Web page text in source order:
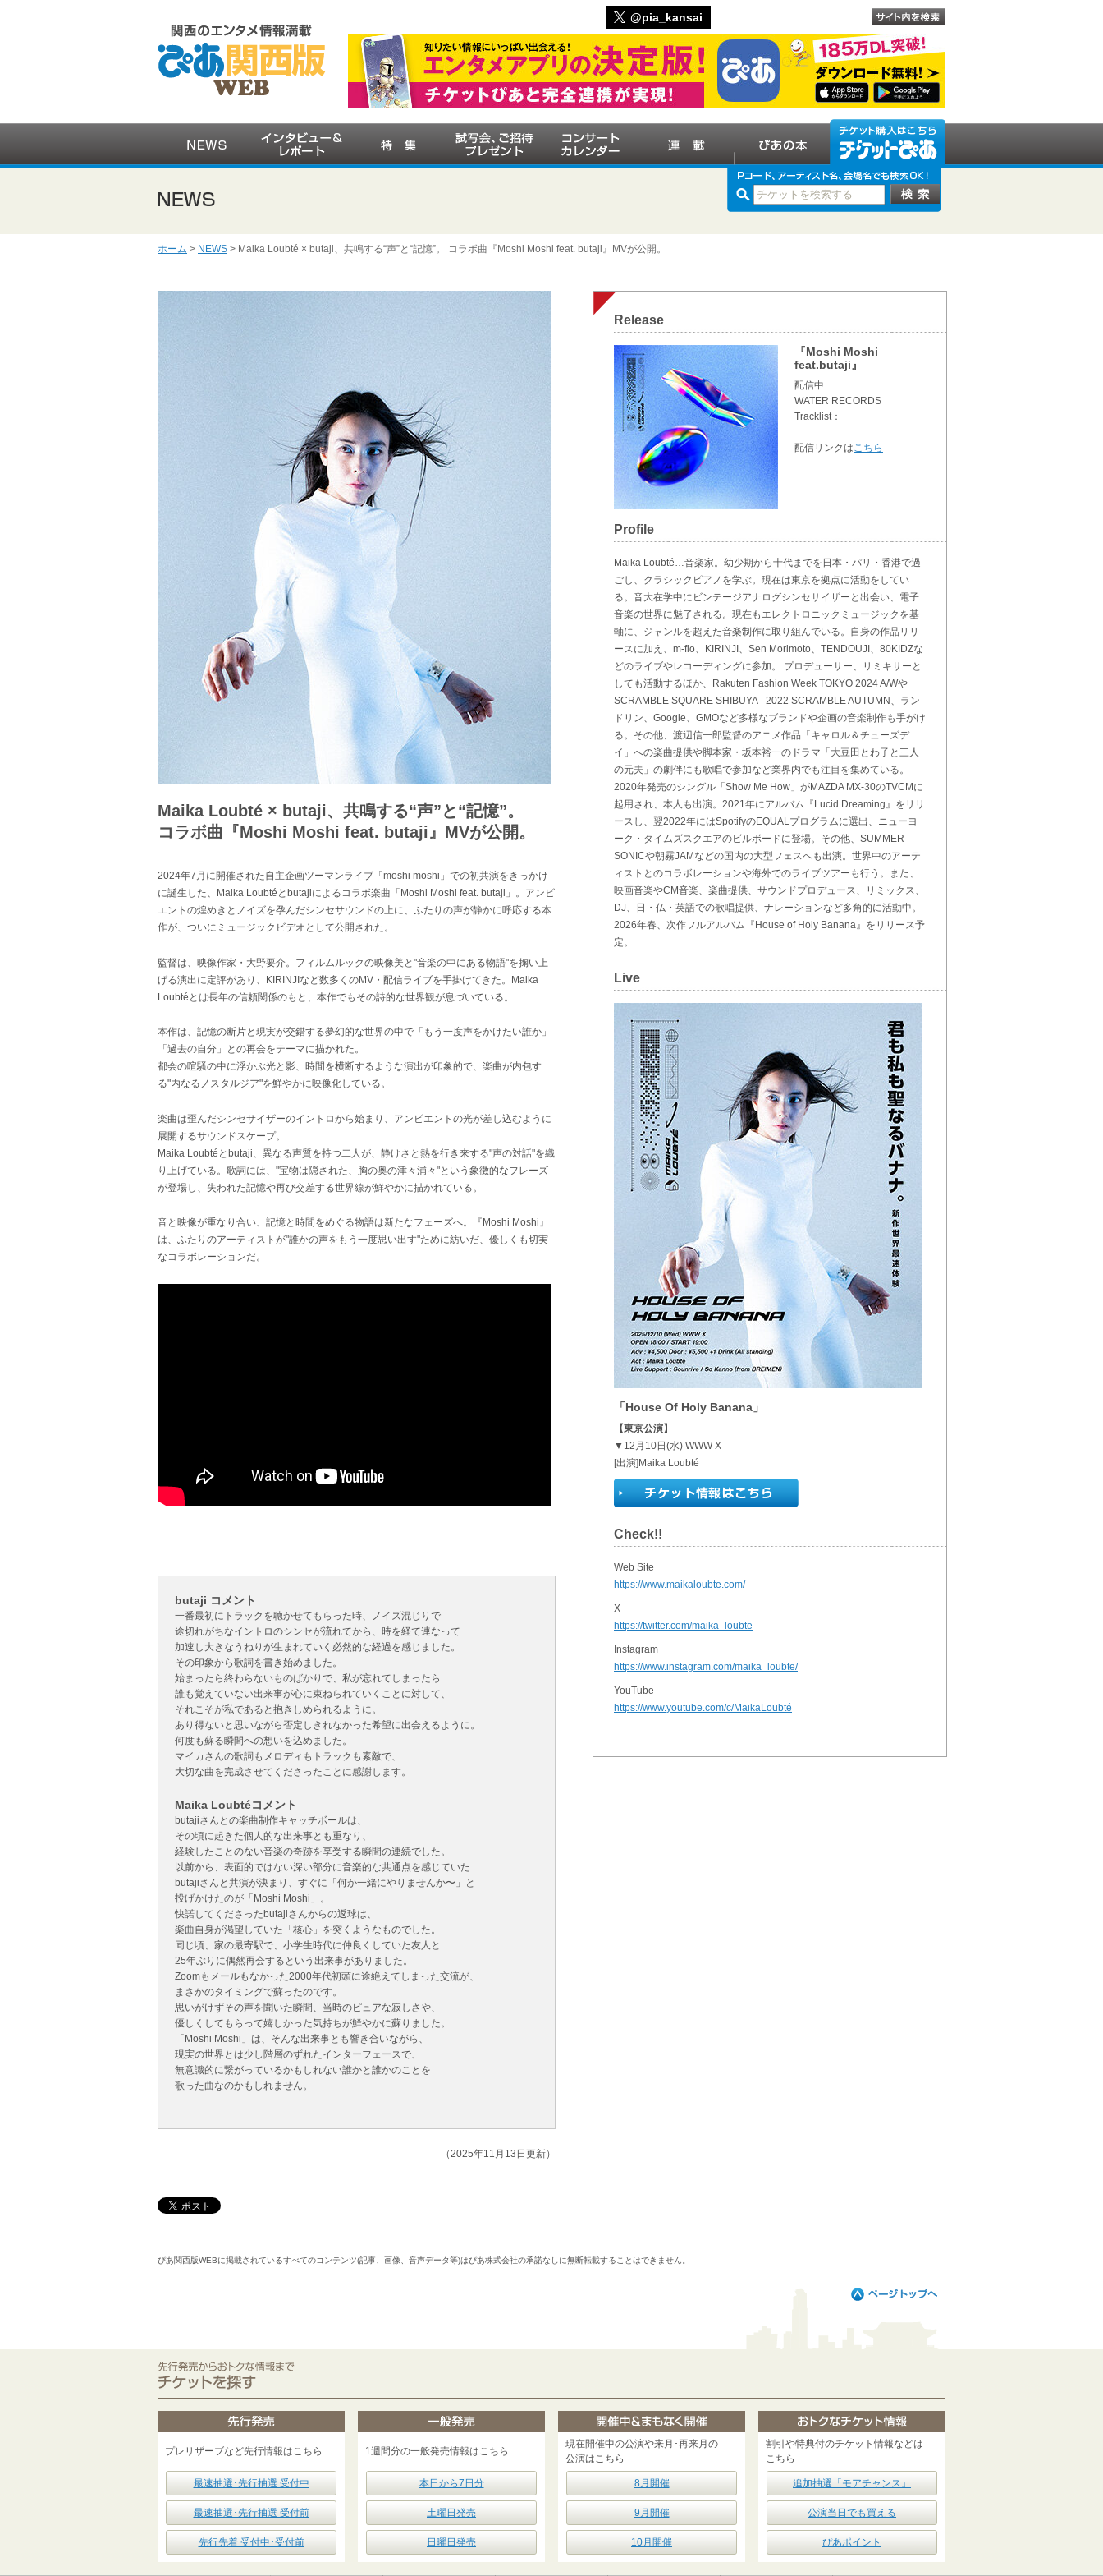
@pia_kansai
ホーム > NEWS > Maika Loubté × butaji、共鳴する“声”と“記憶”。 コラボ曲『Moshi Moshi feat. butaji』MVが公開。
Maika Loubté × butaji、共鳴する“声”と“記憶”。
コラボ曲『Moshi Moshi feat. butaji』MVが公開。
2024年7月に開催された自主企画ツーマンライブ「moshi moshi」での初共演をきっかけ
に誕生した、Maika Loubtéとbutajiによるコラボ楽曲「Moshi Moshi feat. butaji」。アンビ
エントの煌めきとノイズを孕んだシンセサウンドの上に、ふたりの声が静かに呼応する本
作が、ついにミュージックビデオとして公開された。
監督は、映像作家・大野要介。フィルムルックの映像美と"音楽の中にある物語"を掬い上
げる演出に定評があり、KIRINJIなど数多くのMV・配信ライブを手掛けてきた。Maika
Loubtéとは長年の信頼関係のもと、本作でもその詩的な世界観が息づいている。
本作は、記憶の断片と現実が交錯する夢幻的な世界の中で「もう一度声をかけたい誰か」
「過去の自分」との再会をテーマに描かれた。
都会の喧騒の中に浮かぶ光と影、時間を横断するような演出が印象的で、楽曲が内包す
る"内なるノスタルジア"を鮮やかに映像化している。
楽曲は歪んだシンセサイザーのイントロから始まり、アンビエントの光が差し込むように
展開するサウンドスケープ。
Maika Loubtéとbutaji、異なる声質を持つ二人が、静けさと熱を行き来する"声の対話"を織
り上げている。歌詞には、"宝物は隠された、胸の奥の津々浦々"という象徴的なフレーズ
が登場し、失われた記憶や再び交差する世界線が鮮やかに描かれている。
音と映像が重なり合い、記憶と時間をめぐる物語は新たなフェーズへ。『Moshi Moshi』
は、ふたりのアーティストが"誰かの声をもう一度思い出す"ために紡いだ、優しくも切実
なコラボレーションだ。
butaji コメント
一番最初にトラックを聴かせてもらった時、ノイズ混じりで
途切れがちなイントロのシンセが流れてから、時を経て連なって
加速し大きなうねりが生まれていく必然的な経過を感じました。
その印象から歌詞を書き始めました。
始まったら終わらないものばかりで、私が忘れてしまったら
誰も覚えていない出来事が心に束ねられていくことに対して、
それこそが私であると抱きしめられるように。
あり得ないと思いながら否定しきれなかった希望に出会えるように。
何度も蘇る瞬間への想いを込めました。
マイカさんの歌詞もメロディもトラックも素敵で、
大切な曲を完成させてくださったことに感謝します。
Maika Loubtéコメント
butajiさんとの楽曲制作キャッチボールは、
その頃に起きた個人的な出来事とも重なり、
経験したことのない音楽の奇跡を享受する瞬間の連続でした。
以前から、表面的ではない深い部分に音楽的な共通点を感じていた
butajiさんと共演が決まり、すぐに「何か一緒にやりませんか〜」と
投げかけたのが「Moshi Moshi」。
快諾してくださったbutajiさんからの返球は、
楽曲自身が渇望していた「核心」を突くようなものでした。
同じ頃、家の最寄駅で、小学生時代に仲良くしていた友人と
25年ぶりに偶然再会するという出来事がありました。
Zoomもメールもなかった2000年代初頭に途絶えてしまった交流が、
まさかのタイミングで蘇ったのです。
思いがけずその声を聞いた瞬間、当時のピュアな寂しさや、
優しくしてもらって嬉しかった気持ちが鮮やかに蘇りました。
「Moshi Moshi」は、そんな出来事とも響き合いながら、
現実の世界とは少し階層のずれたインターフェースで、
無意識的に繋がっているかもしれない誰かと誰かのことを
歌った曲なのかもしれません。
（2025年11月13日更新）
Release
『Moshi Moshi
feat.butaji』
配信中
WATER RECORDS
Tracklist：
配信リンクはこちら
Profile
Maika Loubté…音楽家。幼少期から十代までを日本・パリ・香港で過
ごし、クラシックピアノを学ぶ。現在は東京を拠点に活動をしてい
る。音大在学中にビンテージアナログシンセサイザーと出会い、電子
音楽の世界に魅了される。現在もエレクトロニックミュージックを基
軸に、ジャンルを超えた音楽制作に取り組んでいる。自身の作品リリ
ースに加え、m-flo、KIRINJI、Sen Morimoto、TENDOUJI、80KIDZな
どのライブやレコーディングに参加。 プロデューサー、リミキサーと
しても活動するほか、Rakuten Fashion Week TOKYO 2024 A/Wや
SCRAMBLE SQUARE SHIBUYA - 2022 SCRAMBLE AUTUMN、ラン
ドリン、Google、GMOなど多様なブランドや企画の音楽制作も手がけ
る。その他、渡辺信一郎監督のアニメ作品「キャロル＆チューズデ
イ」への楽曲提供や脚本家・坂本裕一のドラマ「大豆田とわ子と三人
の元夫」の劇伴にも歌唱で参加など業界内でも注目を集めている。
2020年発売のシングル「Show Me How」がMAZDA MX-30のTVCMに
起用され、本人も出演。2021年にアルバム『Lucid Dreaming』をリリ
ースし、翌2022年にはSpotifyのEQUALプログラムに選出、ニューヨ
ーク・タイムズスクエアのビルボードに登場。その他、SUMMER
SONICや朝霧JAMなどの国内の大型フェスへも出演。世界中のアーテ
ィストとのコラボレーションや海外でのライブツアーも行う。また、
映画音楽やCM音楽、楽曲提供、サウンドプロデュース、リミックス、
DJ、日・仏・英語での歌唱提供、ナレーションなど多角的に活動中。
2026年春、次作フルアルバム『House of Holy Banana』をリリース予
定。
Live
「House Of Holy Banana」
【東京公演】
▼12月10日(水) WWW X
[出演]Maika Loubté
Check!!
Web Site
https://www.maikaloubte.com/
X
https://twitter.com/maika_loubte
Instagram
https://www.instagram.com/maika_loubte/
YouTube
https://www.youtube.com/c/MaikaLoubté
ぴあ関西版WEBに掲載されているすべてのコンテンツ(記事、画像、音声データ等)はぴあ株式会社の承諾なしに無断転載することはできません。
プレリザーブなど先行情報はこちら
最速抽選･先行抽選 受付中
最速抽選･先行抽選 受付前
先行先着 受付中･受付前
1週間分の一般発売情報はこちら
本日から7日分
土曜日発売
日曜日発売
現在開催中の公演や来月･再来月の
公演はこちら
8月開催
9月開催
10月開催
割引や特典付のチケット情報などは
こちら
追加抽選「モアチャンス」
公演当日でも買える
ぴあポイント